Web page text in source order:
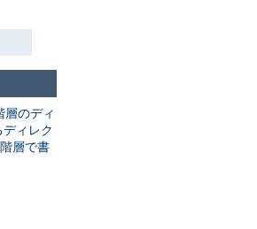
のディ
ィレク
層で書